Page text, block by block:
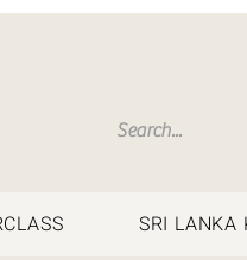
SRI LANKA